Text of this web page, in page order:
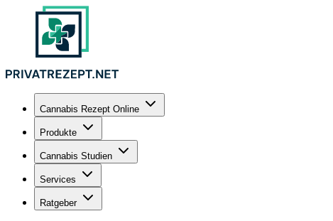
Cannabis Rezept Online
Produkte
Cannabis Studien
Services
Ratgeber